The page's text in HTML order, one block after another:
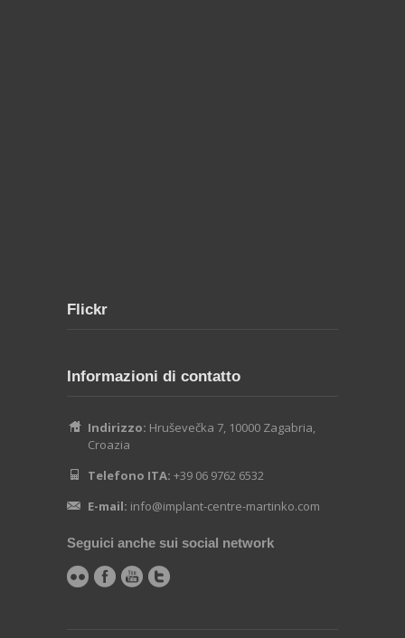
Flickr
Informazioni di contatto
Indirizzo: Hruševečka 7, 10000 Zagabria,
Croazia
Telefono ITA: +39 06 9762 6532
E-mail: info@implant-centre-martinko.com
Seguici anche sui social network